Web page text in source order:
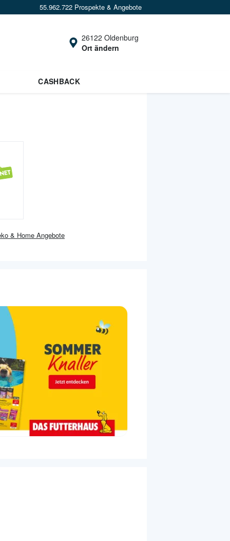
55.962.722 Prospekte & Angebote
26122 Oldenburg
Ort ändern
CASHBACK
& Home Angebote